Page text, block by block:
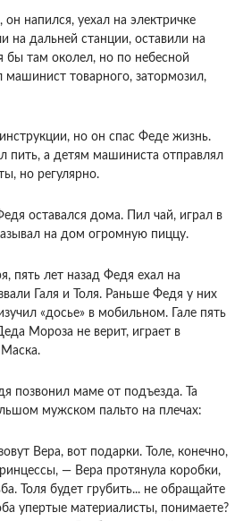
напился, уехал на электричке
на дальней станции, оставили на
там околел, но по небесной
машинист товарного, затормозил,
но он спас Феде жизнь.
пить, а детям машиниста отправлял
но регулярно.
оставался дома. Пил чай, играл в
на дом огромную пиццу.
пять лет назад Федя ехал на
Галя и Толя. Раньше Федя у них
«досье» в мобильном. Гале пять
Мороза не верит, играет в
позвонил маме от подъезда. Та
мужском пальто на плечах:
Вера, вот подарки. Толе, конечно,
— Вера протянула коробки,
Толя будет грубить... не обращайте
упертые материалисты, понимаете?